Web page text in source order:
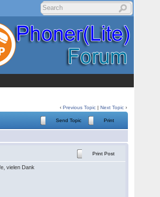
‹Previous Topic |Next Topic ›
Send Topic Print
Print Post
vielen Dank